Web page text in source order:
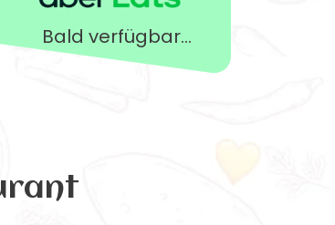
Bald verfügbar...